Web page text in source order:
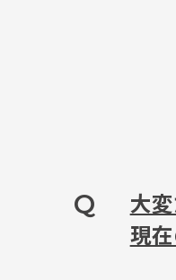
Q
大変
現在